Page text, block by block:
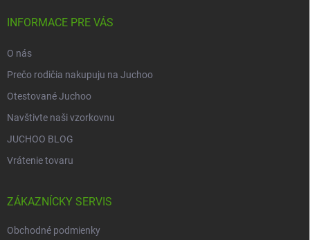
INFORMACE PRE VÁS
O nás
Prečo rodičia nakupuju na Juchoo
Otestované Juchoo
Navštivte naši vzorkovnu
JUCHOO BLOG
Vrátenie tovaru
ZÁKAZNÍCKY SERVIS
Obchodné podmienky